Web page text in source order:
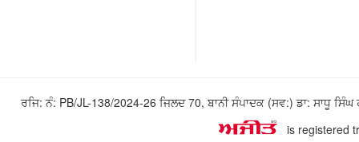
ਰਜਿ: ਨੰ: PB/JL-138/2024-26 ਜਿਲਦ 70, ਬਾਨੀ ਸੰਪਾਦਕ (ਸਵ:) ਡਾ: ਸਾਧੂ
is registered